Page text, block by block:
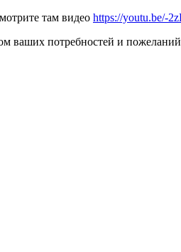
там видео https://youtu.be/-
ваших потребностей и